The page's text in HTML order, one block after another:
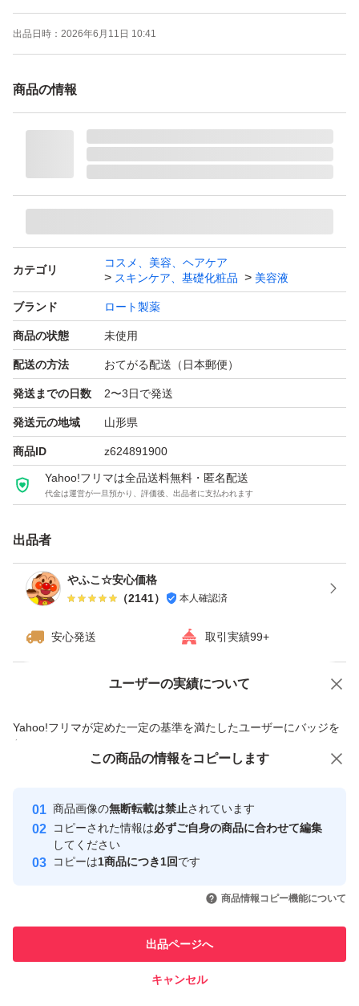
出品日時： 2026年6月11日 10:41
商品の情報
カテゴリ
コスメ、美容、ヘアケア
スキンケア、基礎化粧品
美容液
ブランド ロート製薬
商品の状態 未使用
配送の方法 おてがる配送（日本郵便）
発送までの日数 2〜3日で発送
発送元の地域 山形県
商品ID z624891900
Yahoo!フリマは全品送料無料・匿名配送
代金は運営が一旦預かり、評価後、出品者に支払われます
出品者
やふこ☆安心価格
（2141） 本人確認済
安心発送 取引実績99+
ユーザーの実績について
Yahoo!フリマが定めた一定の基準を満たしたユーザーにバッジを
付与しています
安心取引出品者
心・安全なユーザーです
取引実績
引を完了させた実績があります
での取引実績があります
価格の相談 商品への質問
この商品の情報をコピーします
商品画像の無断転載は禁止されています
コピーされた情報は必ずご自身の商品に合わせて編集
してください
コピーは1商品につき1回です
商品情報コピー機能について
出品ページへ
キャンセル
この商品をみている人にオススメ